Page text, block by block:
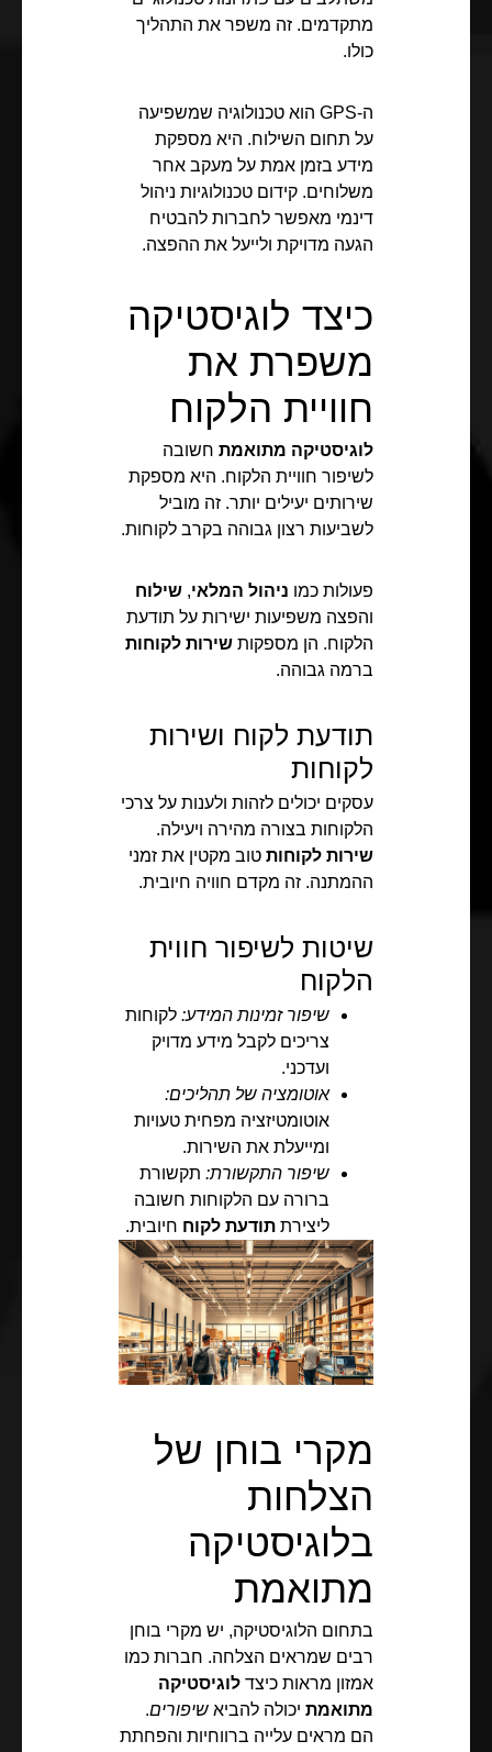
מתקדמים. זה משפר את התהליך
כולו.
ה-GPS הוא טכנולוגיה שמשפיעה
על תחום השילוח. היא מספקת
מידע בזמן אמת על מעקב אחר
משלוחים. קידום טכנולוגיות ניהול
דינמי מאפשר לחברות להבטיח
הגעה מדויקת ולייעל את ההפצה.
כיצד לוגיסטיקה
משפרת את
חוויית הלקוח
לוגיסטיקה מתואמת חשובה
לשיפור חוויית הלקוח. היא מספקת
שירותים יעילים יותר. זה מוביל
לשביעות רצון גבוהה בקרב לקוחות.
פעולות כמו ניהול המלאי, שילוח
והפצה משפיעות ישירות על תודעת
הלקוח. הן מספקות שירות לקוחות
ברמה גבוהה.
תודעת לקוח ושירות
לקוחות
עסקים יכולים לזהות ולענות על צרכי
הלקוחות בצורה מהירה ויעילה.
שירות לקוחות טוב מקטין את זמני
ההמתנה. זה מקדם חוויה חיובית.
שיטות לשיפור חווית
הלקוח
שיפור זמינות המידע: לקוחות
צריכים לקבל מידע מדויק
ועדכני.
אוטומציה של תהליכים:
אוטומטיזציה מפחית טעויות
ומייעלת את השירות.
שיפור התקשורת: תקשורת
ברורה עם הלקוחות חשובה
ליצירת תודעת לקוח חיובית.
מקרי בוחן של
הצלחות
בלוגיסטיקה
מתואמת
בתחום הלוגיסטיקה, יש מקרי בוחן
רבים שמראים הצלחה. חברות כמו
אמזון מראות כיצד לוגיסטיקה
מתואמת יכולה להביא שיפורים.
הם מראים עלייה ברווחיות והפחתת